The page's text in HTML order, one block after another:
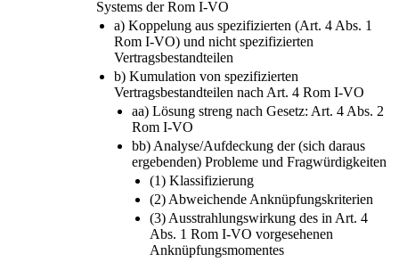
a) Koppelung aus spezifizierten (Art. 4 Abs. 1
Rom I-VO) und nicht spezifizierten
Vertragsbestandteilen
b) Kumulation von spezifizierten
Vertragsbestandteilen nach Art. 4 Rom I-VO
aa) Lösung streng nach Gesetz: Art. 4 Abs. 2
Rom I-VO
bb) Analyse/Aufdeckung der (sich daraus
ergebenden) Probleme und Fragwürdigkeiten
(1) Klassifizierung
(2) Abweichende Anknüpfungskriterien
(3) Ausstrahlungswirkung des in Art. 4
Abs. 1 Rom I-VO vorgesehenen
Anknüpfungsmomentes
cc) Lösungswege